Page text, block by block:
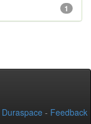
1
Duraspace - Feedback